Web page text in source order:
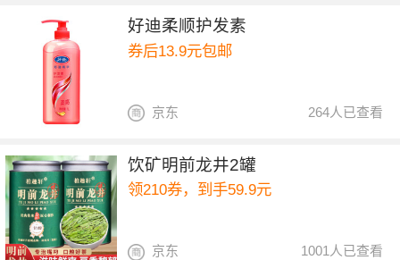
好迪柔顺护发素
券后13.9元包邮
264人已查看
京东
饮矿明前龙井2罐
领210券，到手59.9元
1001人已查看
京东